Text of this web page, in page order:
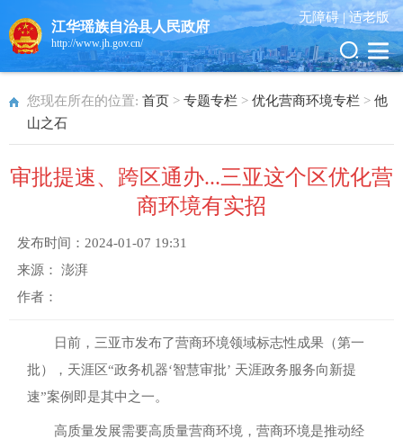
江华瑶族自治县人民政府
http://www.jh.gov.cn/
无障碍 |适老版
您现在所在的位置: 首页 > 专题专栏 > 优化营商环境专栏 > 他
山之石
审批提速、跨区通办...三亚这个区优化营
商环境有实招
发布时间： 2024-01-07 19:31
来源： 澎湃
作者：
日前，三亚市发布了营商环境领域标志性成果（第一
批），天涯区“政务机器‘智慧审批’ 天涯政务服务向新提
速”案例即是其中之一。
高质量发展需要高质量营商环境，营商环境是推动经